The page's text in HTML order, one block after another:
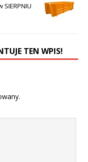
TEN WPIS!